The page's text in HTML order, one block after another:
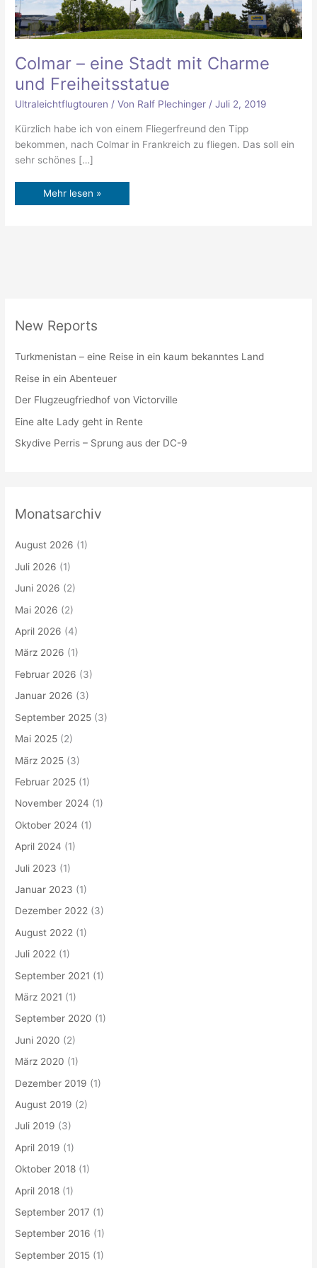
Colmar – eine Stadt mit Charme
und Freiheitsstatue
Ultraleichtflugtouren / Von Ralf Plechinger /Juli 2, 2019
Kürzlich habe ich von einem Fliegerfreund den Tipp
bekommen, nach Colmar in Frankreich zu fliegen. Das soll ein
sehr schönes […]
Mehr lesen »
New Reports
Turkmenistan – eine Reise in ein kaum bekanntes Land
Reise in ein Abenteuer
Der Flugzeugfriedhof von Victorville
Eine alte Lady geht in Rente
Skydive Perris – Sprung aus der DC-9
Monatsarchiv
August 2026 (1)
Juli 2026 (1)
Juni 2026 (2)
Mai 2026 (2)
April 2026 (4)
März 2026 (1)
Februar 2026 (3)
Januar 2026 (3)
September 2025 (3)
Mai 2025 (2)
März 2025 (3)
Februar 2025 (1)
November 2024 (1)
Oktober 2024 (1)
April 2024 (1)
Juli 2023 (1)
Januar 2023 (1)
Dezember 2022 (3)
August 2022 (1)
Juli 2022 (1)
September 2021 (1)
März 2021 (1)
September 2020 (1)
Juni 2020 (2)
März 2020 (1)
Dezember 2019 (1)
August 2019 (2)
Juli 2019 (3)
April 2019 (1)
Oktober 2018 (1)
April 2018 (1)
September 2017 (1)
September 2016 (1)
September 2015 (1)